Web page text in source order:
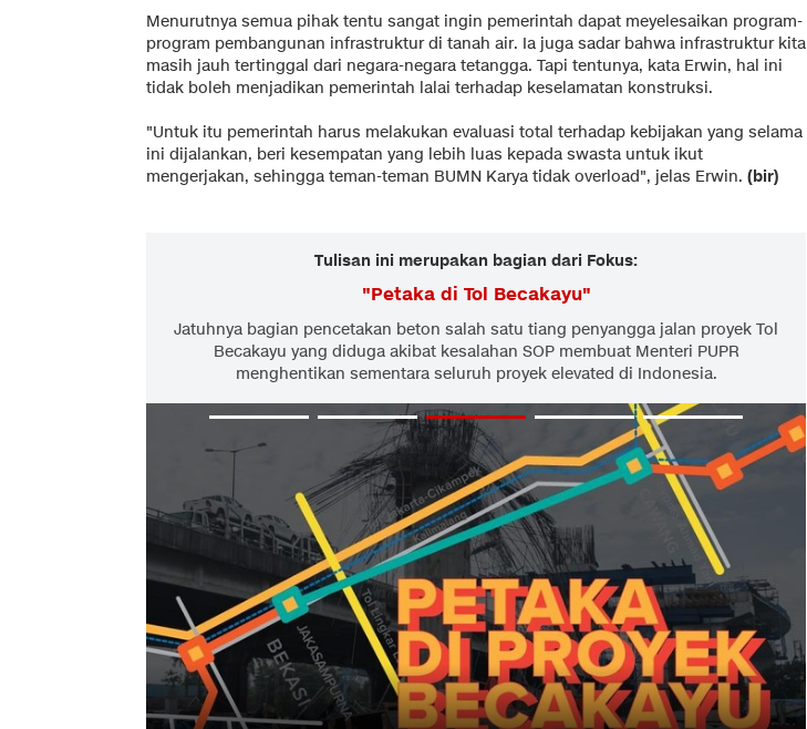
Menurutnya semua pihak tentu sangat ingin pemerintah dapat meyelesaikan program-
program pembangunan infrastruktur di tanah air. Ia juga sadar bahwa infrastruktur kita
masih jauh tertinggal dari negara-negara tetangga. Tapi tentunya, kata Erwin, hal ini
tidak boleh menjadikan pemerintah lalai terhadap keselamatan konstruksi.
"Untuk itu pemerintah harus melakukan evaluasi total terhadap kebijakan yang selama
ini dijalankan, beri kesempatan yang lebih luas kepada swasta untuk ikut
mengerjakan, sehingga teman-teman BUMN Karya tidak overload", jelas Erwin. (bir)
Tulisan ini merupakan bagian dari Fokus:
"Petaka di Tol Becakayu"
Jatuhnya bagian pencetakan beton salah satu tiang penyangga jalan proyek Tol
Becakayu yang diduga akibat kesalahan SOP membuat Menteri PUPR
menghentikan sementara seluruh proyek elevated di Indonesia.